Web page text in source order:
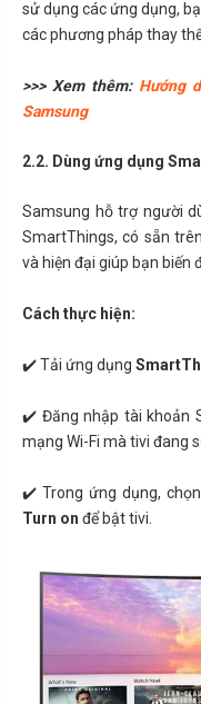
sử dụng các ứng dụng,
các phương pháp thay
>>> Xem thêm: Hướng
Samsung
2.2. Dùng ứng dụng
Samsung hỗ trợ người
SmartThings, có sẵn
và hiện đại giúp bạn biến
Cách thực hiện:
✔️ Tải ứng dụng
✔️ Đăng nhập tài khoản
mạng Wi-Fi mà tivi đang
✔️ Trong ứng dụng,
Turn on để bật tivi.